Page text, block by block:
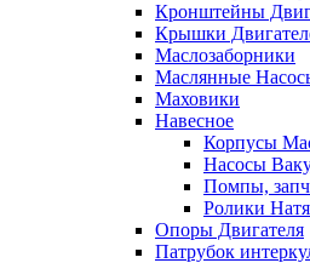
Кронштейны
Крышки
Маслозаборники
Маслянные
Маховики
Навесное
Корпусы
Насосы
Помпы,
Ролики
Опоры Двигателя
Патрубок